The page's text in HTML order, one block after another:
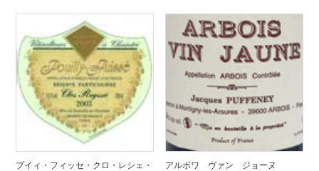
プイィ・フィッセ・クロ・レシェ・
アルボワ ヴァン ジョーヌ